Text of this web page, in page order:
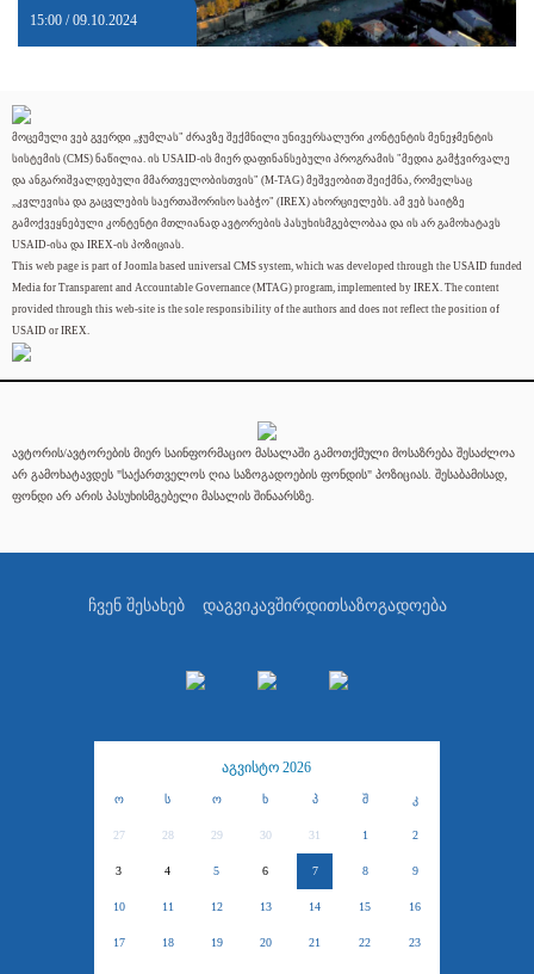
15:00 / 09.10.2024
მოცემული ვებ გვერდი „ჯუმლას" ძრავზე შექმნილი უნივერსალური კონტენტის მენეჯმენტის
სისტემის (CMS) ნაწილია. ის USAID-ის მიერ დაფინანსებული პროგრამის "მედია გამჭვირვალე
და ანგარიშვალდებული მმართველობისთვის" (M-TAG) მეშვეობით შეიქმნა, რომელსაც
„კვლევისა და გაცვლების საერთაშორისო საბჭო" (IREX) ახორციელებს. ამ ვებ საიტზე
გამოქვეყნებული კონტენტი მთლიანად ავტორების პასუხისმგებლობაა და ის არ გამოხატავს
USAID-ისა და IREX-ის პოზიციას.
This web page is part of Joomla based universal CMS system, which was developed through the USAID funded
Media for Transparent and Accountable Governance (MTAG) program, implemented by IREX. The content
provided through this web-site is the sole responsibility of the authors and does not reflect the position of
USAID or IREX.
ავტორის/ავტორების მიერ საინფორმაციო მასალაში გამოთქმული მოსაზრება შესაძლოა
არ გამოხატავდეს "საქართველოს ღია საზოგადოების ფონდის" პოზიციას. შესაბამისად,
ფონდი არ არის პასუხისმგებელი მასალის შინაარსზე.
ჩვენ შესახებ დაგვიკავშირდითსაზოგადოება
აგვისტო 2026
ო ს ო ხ პ შ კ
27 28 29 30 31 1 2
3 4 5 6 7 8 9
10 11 12 13 14 15 16
17 18 19 20 21 22 23